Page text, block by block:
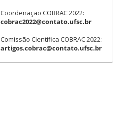
Coordenação COBRAC 2022:
cobrac2022@contato.ufsc.br
Comissão Cientifica COBRAC 2022:
artigos.cobrac@contato.ufsc.br